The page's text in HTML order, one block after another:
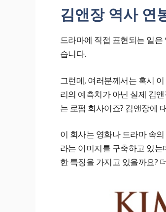
김앤장 역사 연
드라마에 직접 표현되는 일
습니다.
그런데, 여러분께서는 혹시
리의 예측치가 아닌 실제 김
는 로펌 회사이죠? 김앤장에
이 회사는 영화나 드라마 속
라는 이미지를 구축하고 있
한 특징을 가지고 있을까요?